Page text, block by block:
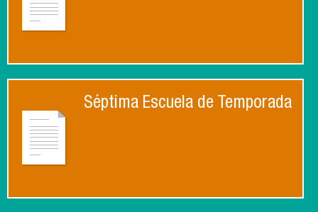
Séptima Escuela de Temporada